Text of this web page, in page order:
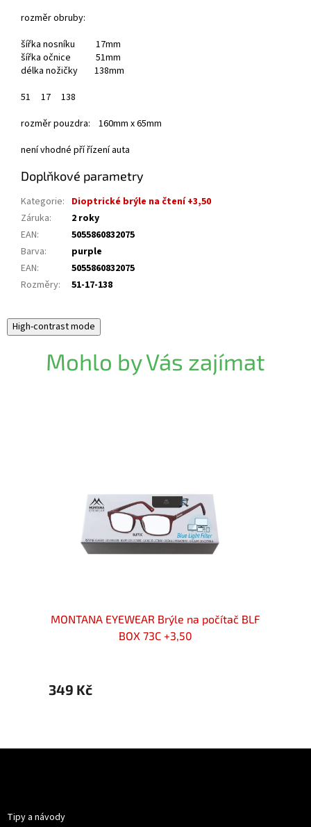
rozměr obruby:
šířka nosníku 17mm
šířka očnice 51mm
délka nožičky 138mm
51
17 138
rozměr pouzdra: 160mm x 65mm
není vhodné pří řízení auta
Doplňkové parametry
Kategorie: Dioptrické brýle na čtení +3,50
Záruka:
2 roky
EAN:
5055860832075
Barva:
purple
EAN:
5055860832075
Rozměry: 51-17-138
High-contrast mode
Mohlo by Vás zajímat
MONTANA EYEWEAR Brýle na počítač BLF
BOX 73C +3,50
349 Kč
Tipy a návody